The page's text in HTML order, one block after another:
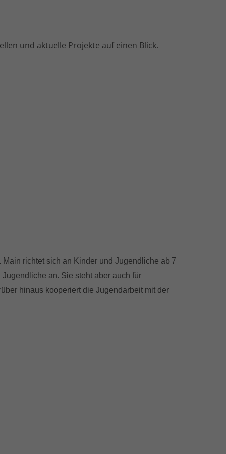
und aktuelle Projekte auf einen Blick.
richtet sich an Kinder und Jugendliche ab 7
an. Sie steht aber auch für
hinaus kooperiert die Jugendarbeit mit der